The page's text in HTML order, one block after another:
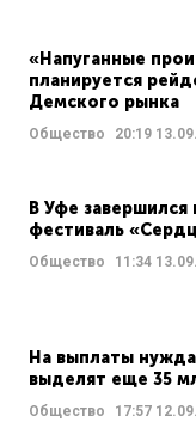
«Напуганные
планируется
Демского рынка
Общество 20:19
В Уфе
фестиваль
Общество 11:34
На выплаты
выделят еще 35
Общество 17:57